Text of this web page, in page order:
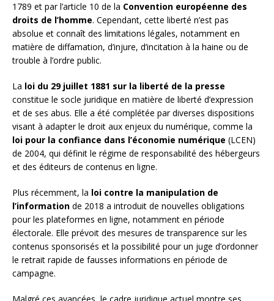
1789 et par l’article 10 de la Convention européenne des
droits de l’homme. Cependant, cette liberté n’est pas
absolue et connaît des limitations légales, notamment en
matière de diffamation, d’injure, d’incitation à la haine ou de
trouble à l’ordre public.
La loi du 29 juillet 1881 sur la liberté de la presse
constitue le socle juridique en matière de liberté d’expression
et de ses abus. Elle a été complétée par diverses dispositions
visant à adapter le droit aux enjeux du numérique, comme la
loi pour la confiance dans l’économie numérique (LCEN)
de 2004, qui définit le régime de responsabilité des hébergeurs
et des éditeurs de contenus en ligne.
Plus récemment, la loi contre la manipulation de
l’information de 2018 a introduit de nouvelles obligations
pour les plateformes en ligne, notamment en période
électorale. Elle prévoit des mesures de transparence sur les
contenus sponsorisés et la possibilité pour un juge d’ordonner
le retrait rapide de fausses informations en période de
campagne.